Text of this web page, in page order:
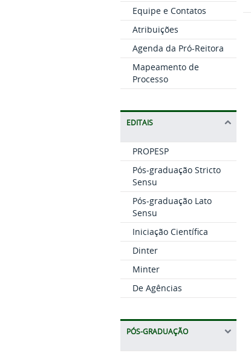
Equipe e Contatos
Atribuições
Agenda da Pró-Reitora
Mapeamento de
Processo
EDITAIS
PROPESP
Pós-graduação Stricto
Sensu
Pós-graduação Lato
Sensu
Iniciação Científica
Dinter
Minter
De Agências
PÓS-GRADUAÇÃO